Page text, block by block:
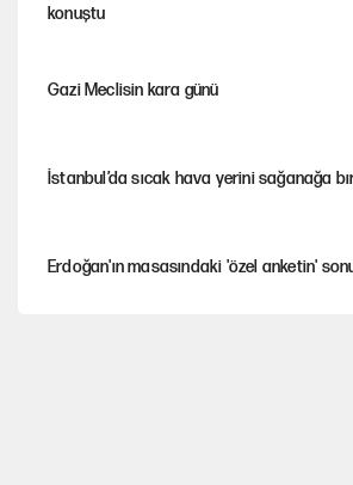
konuştu
Gazi Meclisin kara günü
İstanbul’da sıcak hava yerini sağanağa
Erdoğan'ın masasındaki 'özel anketin'